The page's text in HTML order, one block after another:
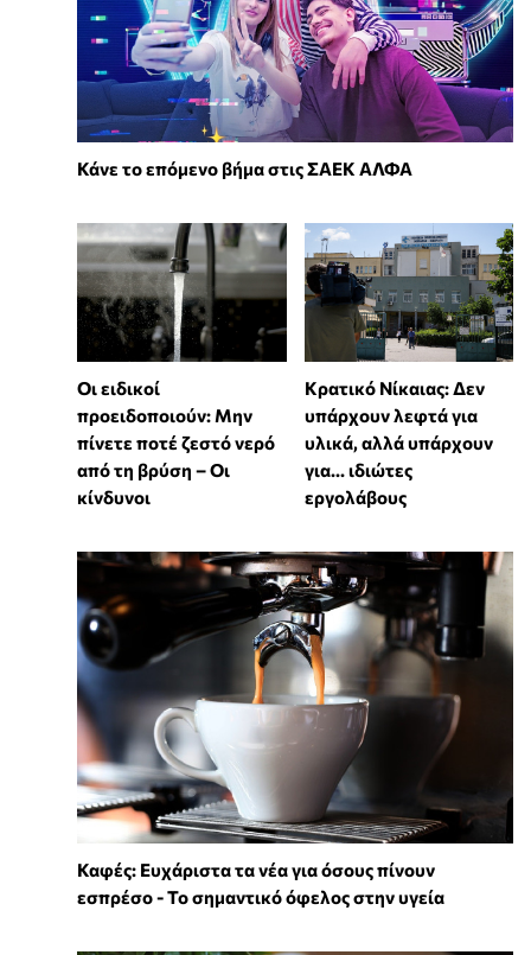
Κάνε το επόμενο βήμα στις ΣΑΕΚ ΑΛΦΑ
Οι ειδικοί
προειδοποιούν: Μην
πίνετε ποτέ ζεστό νερό
από τη βρύση – Οι
κίνδυνοι
Κρατικό Νίκαιας: Δεν
υπάρχουν λεφτά για
υλικά, αλλά υπάρχουν
για... ιδιώτες
εργολάβους
Καφές: Ευχάριστα τα νέα για όσους πίνουν
εσπρέσο - Το σημαντικό όφελος στην υγεία